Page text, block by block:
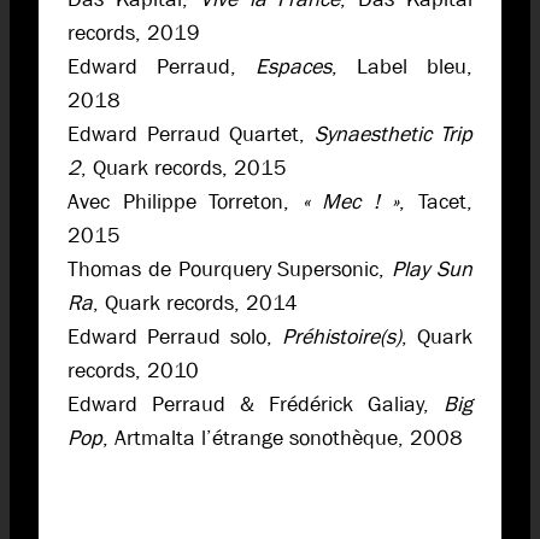
records, 2019
Edward Perraud, Espaces, Label bleu,
2018
Edward Perraud Quartet, Synaesthetic Trip
2, Quark records, 2015
Avec Philippe Torreton, « Mec ! », Tacet,
2015
Thomas de Pourquery Supersonic, Play Sun
Ra, Quark records, 2014
Edward Perraud solo, Préhistoire(s), Quark
records, 2010
Edward Perraud & Frédérick Galiay, Big
Pop, Artmalta l’étrange sonothèque, 2008